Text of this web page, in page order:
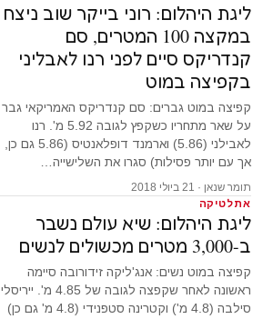
ליגת היהלום: רוני בייקר שוב ניצח
במקצה 100 המטרים, סם
קנדריקס סיים לפני רנו לאבליני
בקפיצה במוט
קפיצה במוט גברים: סם קנדריקס האמריקאי גבר
על שאר מתחריו כשקפץ לגובה 5.92 מ'. רנו
לאבילני (5.86) וארמנד דופלאנטיס (5.86 גם כן,
אך עם יותר פסילות) סגרו את השלישייה…
תומר שנאן · 21 ביולי 2018
אתלטיקה
ליגת היהלום: שיא עולם נשבר
ב-3,000 מטרים מכשולים לנשים
קפיצה במוט נשים: אנג'ליקה זידורובה סיימה
ראשונה לאחר שקפצה לגובה של 4.85 מ'. ייריסלי
סילבה (4.8 מ') וקטרינה סטפנידי (4.8 מ' גם כן)